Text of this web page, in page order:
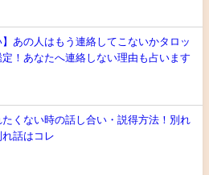
】あの人はもう連絡してこないかタロッ
定！あなたへ連絡しない理由も占います
くない時の話し合い・説得方法！別れ
話はコレ